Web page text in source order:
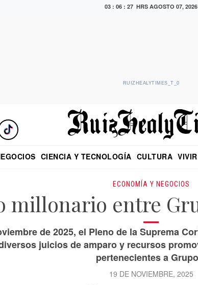
03 : 06 : 28 HRS AGOSTO 07, 2026
RUIZHEALYTIMES_T_0
CIENCIA Y TECNOLOGÍA CULTURA
ECONOMÍA Y NEGOCIOS
millonario entre
de 2025, el Pleno de la Suprema
juicios de amparo y recursos
pertenecientes a
19 DE NOVIEMBRE, 2025